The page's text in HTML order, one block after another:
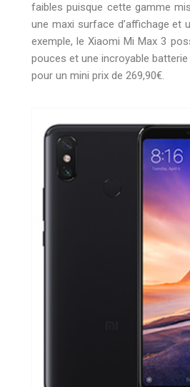
faibles puisque cette gamme
une maxi surface d’affichage et
exemple, le Xiaomi Mi Max 3
pouces et une incroyable
pour un mini prix de 269,90€.